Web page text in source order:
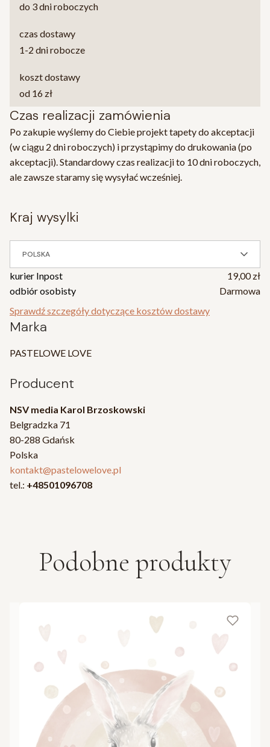
do 3 dni roboczych
czas dostawy
1-2 dni robocze
koszt dostawy
od 16 zł
Czas realizacji zamówienia
Po zakupie wyślemy do Ciebie projekt tapety do akceptacji
(w ciągu 2 dni roboczych) i przystąpimy do drukowania (po
akceptacji). Standardowy czas realizacji to 10 dni roboczych,
ale zawsze staramy się wysyłać wcześniej.
kraj wysylki
POLSKA
kurier Inpost
19,00 zł
odbiór osobisty
Darmowa
Sprawdź szczegóły dotyczące kosztów dostawy
Marka
PASTELOWE LOVE
Producent
NSV media Karol Brzoskowski
Belgradzka 71
80-288 Gdańsk
Polska
kontakt@pastelowelove.pl
tel.: +48501096708
Podobne produkty